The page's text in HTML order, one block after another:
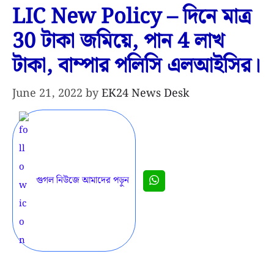
LIC New Policy – দিনে মাত্র
30 টাকা জমিয়ে, পান 4 লাখ
টাকা, বাম্পার পলিসি এলআইসির।
June 21, 2022 byEK24 News Desk
গুগল নিউজে আমাদের পড়ুন